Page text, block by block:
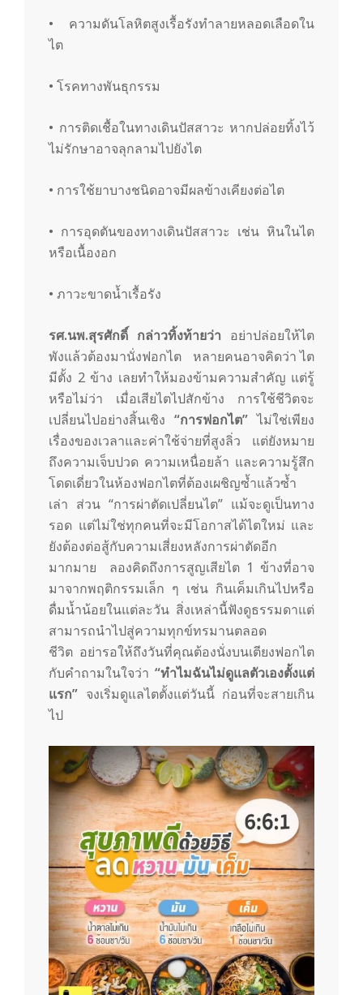
• ความดันโลหิตสูงเรื้อรังทำลายหลอดเลือดใน
ไต
• โรคทางพันธุกรรม
• การติดเชื้อในทางเดินปัสสาวะ หากปล่อยทิ้งไว้
ไม่รักษาอาจลุกลามไปยังไต
• การใช้ยาบางชนิดอาจมีผลข้างเคียงต่อไต
• การอุดตันของทางเดินปัสสาวะ เช่น หินในไต
หรือเนื้องอก
• ภาวะขาดน้ำเรื้อรัง
รศ.นพ.สุรศักดิ์ กล่าวทิ้งท้ายว่า อย่าปล่อยให้ไต
พังแล้วต้องมานั่งฟอกไต หลายคนอาจคิดว่า ไต
มีตั้ง 2 ข้าง เลยทำให้มองข้ามความสำคัญ แต่รู้
หรือไม่ว่า เมื่อเสียไตไปสักข้าง การใช้ชีวิตจะ
เปลี่ยนไปอย่างสิ้นเชิง “การฟอกไต” ไม่ใช่เพียง
เรื่องของเวลาและค่าใช้จ่ายที่สูงลิ่ว แต่ยังหมาย
ถึงความเจ็บปวด ความเหนื่อยล้า และความรู้สึก
โดดเดี่ยวในห้องฟอกไตที่ต้องเผชิญซ้ำแล้วซ้ำ
เล่า ส่วน “การผ่าตัดเปลี่ยนไต” แม้จะดูเป็นทาง
รอด แต่ไม่ใช่ทุกคนที่จะมีโอกาสได้ไตใหม่ และ
ยังต้องต่อสู้กับความเสี่ยงหลังการผ่าตัดอีก
มากมาย ลองคิดถึงการสูญเสียไต 1 ข้างที่อาจ
มาจากพฤติกรรมเล็ก ๆ เช่น กินเค็มเกินไปหรือ
ดื่มน้ำน้อยในแต่ละวัน สิ่งเหล่านี้ฟังดูธรรมดาแต่
สามารถนำไปสู่ความทุกข์ทรมานตลอด
ชีวิต อย่ารอให้ถึงวันที่คุณต้องนั่งบนเตียงฟอกไต
กับคำถามในใจว่า “ทำไมฉันไม่ดูแลตัวเองตั้งแต่
แรก” จงเริ่มดูแลไตตั้งแต่วันนี้ ก่อนที่จะสายเกิน
ไป